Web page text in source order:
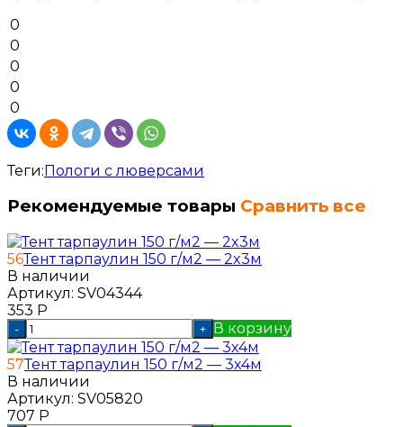
0
0
0
0
0
Теги:Пологи с люверсами
Рекомендуемые товары Сравнить все
56Тент тарпаулин 150 г/м2 — 2x3м
В наличии
Артикул: SV04344
353 Р
- + В корзину
57Тент тарпаулин 150 г/м2 — 3x4м
В наличии
Артикул: SV05820
707 Р